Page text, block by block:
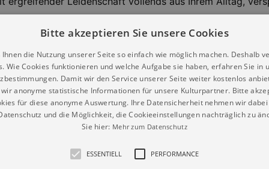
persönlich und pflegen die Kontakte teilweise seit
und begeistern.
Werbung
Bitte akzeptieren Sie unsere Cookies
die Nutzung unserer Seite so einfach wie möglich machen. Deshalb
Wie Cookies funktionieren und welche Aufgabe sie haben, erfahren Sie in
Damit wir den Service unserer Seite weiter kostenlos
anonyme statistische Informationen für unsere Kulturpartner. Bitte
für diese anonyme Auswertung. Ihre Datensicherheit nehmen wir
und die Möglichkeit, die Cookieeinstellungen nachträglich zu
Sie hier: Mehr zum Datenschutz
ESSENTIELL PERFORMANCE